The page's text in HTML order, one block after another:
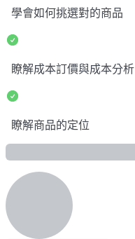
學會如何挑選對的商品
瞭解成本訂價與成本分析
瞭解商品的定位